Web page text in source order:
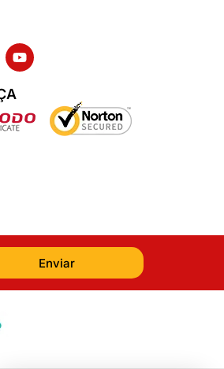
Enviar